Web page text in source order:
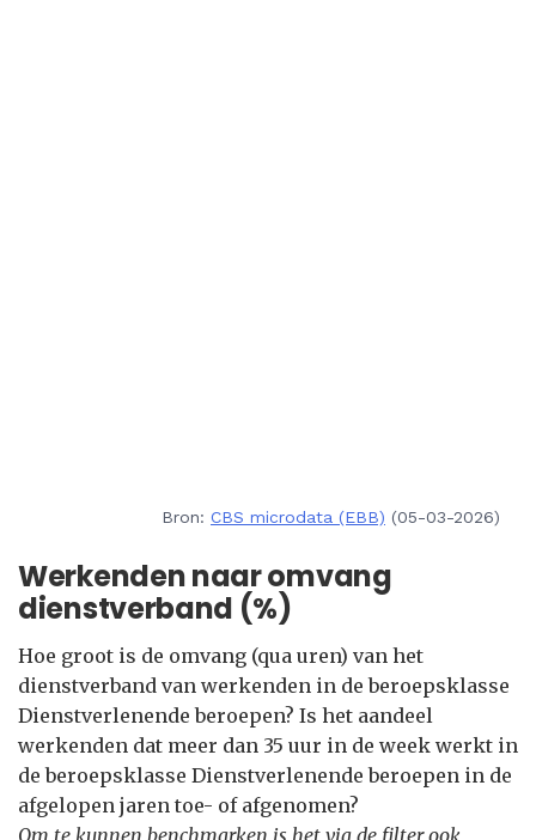
Bron: CBS microdata (EBB) (05-03-2026)
Werkenden naar omvang
dienstverband (%)
Hoe groot is de omvang (qua uren) van het
dienstverband van werkenden in de beroepsklasse
Dienstverlenende beroepen? Is het aandeel
werkenden dat meer dan 35 uur in de week werkt in
de beroepsklasse Dienstverlenende beroepen in de
afgelopen jaren toe- of afgenomen?
Om te kunnen benchmarken is het via de filter ook